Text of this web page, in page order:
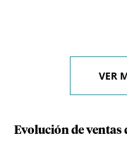
VER
Evolución de ventas